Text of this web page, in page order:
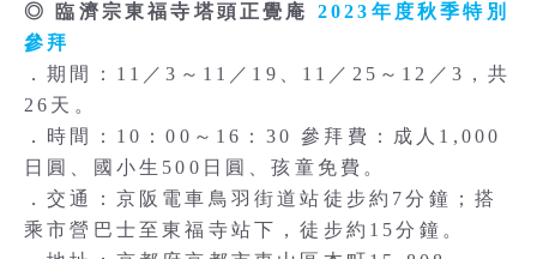
◎ 臨濟宗東福寺塔頭正覺庵 2023年度秋季特別
參拜
．期間：11／3～11／19、11／25～12／3，共
26天。
．時間：10：00～16：30 參拜費：成人1,000
日圓、國小生500日圓、孩童免費。
．交通：京阪電車鳥羽街道站徒步約7分鐘；搭
乘市營巴士至東福寺站下，徒步約15分鐘。